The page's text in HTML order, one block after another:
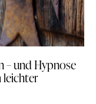
– und Hypnose
leichter